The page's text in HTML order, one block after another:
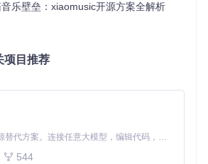
作。安装容器的过程就像下载一个手机Ap
贴命令并按回车
览器访问"http://你的设备IP:58090"，就
乐壁垒：xiaomusic开源方案全解析
项目推荐
Claude Code 的开源替代方案。连接任意大模型，编辑代码，运行命令，自动验证 — 全自动执行。用 Rust 构建，极致性能。 ｜ An open-source alternative to Claude Code. Connect any LLM, edit code, run commands, and verify changes — autonomously. Built in Rust for speed. Get Started
544